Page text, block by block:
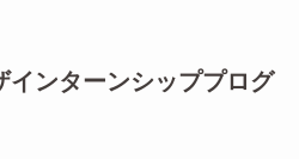
インターンシッププログ